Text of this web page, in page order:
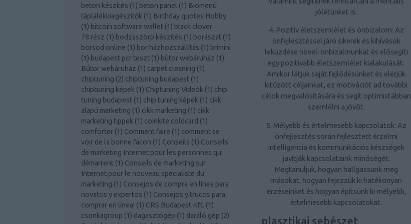
beton készítés (1) beton panel (1) Biomenü
táplálékkiegészítők (1) Birthday quotes Hobby
(1) bitcoin software wallet (1) black clover
78.rész (1) bodzaszörp készítés (1) borászat (1)
borsod online (1) bor házhozszállítás (1) brimini
(1) budapest pcr teszt (1) bútor webáruház (1)
Bútor webáruház (1) carpet cleaning (1)
chiptuning (2) chiptuning budapest (1)
chiptuning képek (1) Chiptuning Videók (1) chip
tuning budapest (1) chip tuning képek (1) cikk
alapú marketing (1) cikk marketing (1) cikk
marketing tippek (1) coinkite coldcard (1)
comforter (1) Comment faire (1) comment se
voir de la bonne facon (1) Conseils (1) Conseils
de marketing Internet pour les personnes qui
démarrent (1) Conseils de marketing sur
Internet pour le nouveau spécialiste du
marketing (1) Consejos de compra en línea para
novatos y expertos (1) Consejos y trucos para
comprar en línea! (1) CRS Budapest Kft. (1)
csonkagroup (1) dagasztógép (1) daráló gép (2)
jólétünket is.
4. Pozitív életszemlélet és önbizalom: Az
önfejlesztéssel járó sikerek és kihívások
leküzdése növeli önbizalmunkat és elősegíti
egy pozitívabb életszemlélet kialakulását.
Amikor látjuk saját fejlődésünket és elérjük
kitűzött céljainkat, ez motivációt ad további
célok megvalósítására és segít optimistábban
szemlélni a jövőt.
5. Mélyebb és értelmesebb kapcsolatok: Az
önfejlesztés során fejlesztett érzelmi
intelligencia és kommunikációs készségek
javítják kapcsolataink minőségét.
Megtanuljuk, hogyan hallgassunk meg
másokat, hogyan fejezzük ki hatékonyan
érzéseinket és hogyan építsünk ki mélyebb,
értelmesebb kapcsolatokat.
plasztikai sebészet